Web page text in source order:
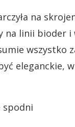
na
na linii bioder
wszystko
eleganckie,